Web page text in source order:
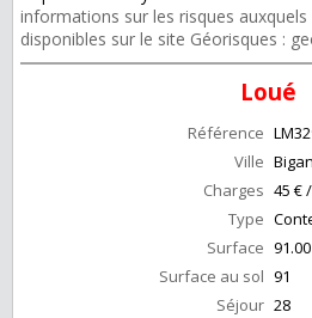
informations sur les risques
disponibles sur le site Géorisques :
Loué
Référence
Ville
Charges 45 €
Type
Surface 91.00
Surface au sol 91
Séjour 28